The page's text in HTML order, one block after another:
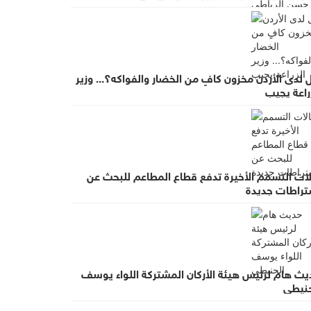
لدى الأردن مخزون كافٍ من الخضار والفواكه؟... وزير
يجيب
التسمم الأخيرة تدفع قطاع المطاعم للبحث عن
جديدة
هام لرئيس هيئة الأركان المشتركة اللواء يوسف